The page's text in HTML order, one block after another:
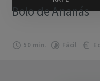
Bolo de Ananás
50 min. Fácil